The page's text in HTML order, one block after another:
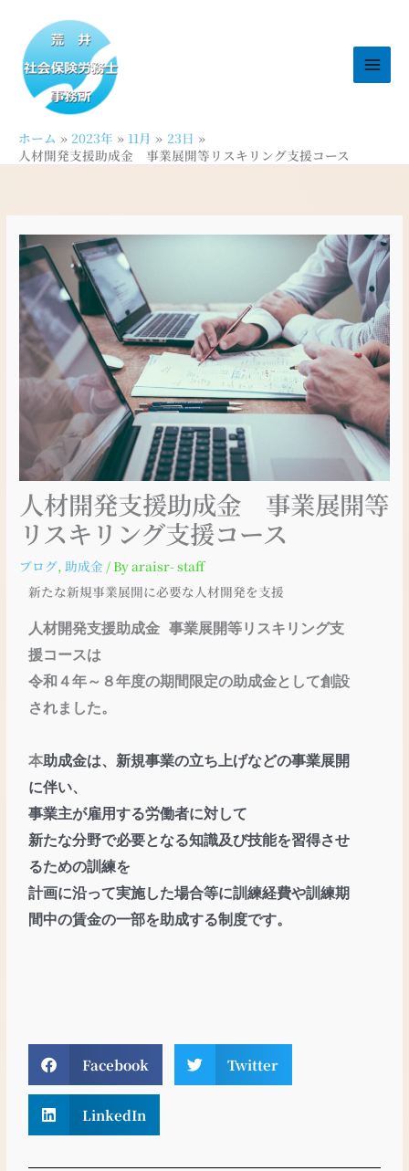
ホーム 2023年 11月
23日
人材開発支援助成金 事業展開等リスキリング支援コース
人材開発支援助成金 事業展開等
リスキリング支援コース
ブログ,助成金 / Byaraisr- staff
新たな新規事業展開に必要な人材開発を支援
人材開発支援助成金 事業展開等リスキリング支
援コースは
令和４年～８年度の期間限定の助成金として創設
されました。
本助成金は、新規事業の立ち上げなどの事業展開
に伴い、
事業主が雇用する労働者に対して
新たな分野で必要となる知識及び技能を習得させ
るための訓練を
計画に沿って実施した場合等に訓練経費や訓練期
間中の賃金の一部を助成する制度です。
Facebook Twitter
LinkedIn